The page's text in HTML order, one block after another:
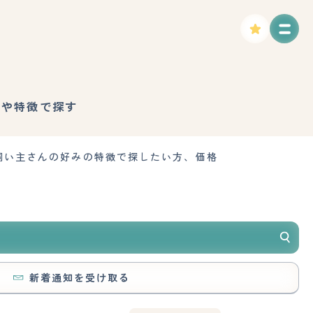
特徴で探す
主さんの好みの特徴で探したい方、価格
新着通知を受け取る